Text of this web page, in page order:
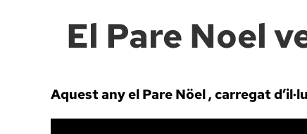
El Pare Noel
Aquest any el Pare Nöel , carregat